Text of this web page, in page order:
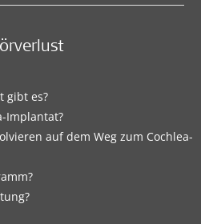
gibt es?
Implantat?
auf dem Weg zum Cochlea-